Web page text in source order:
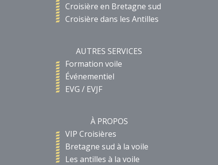
Croisière en Bretagne sud
Croisière dans les Antilles
AUTRES SERVICES
Formation voile
Événementiel
EVG / EVJF
À PROPOS
VIP Croisières
Bretagne sud à la voile
Les antilles à la voile